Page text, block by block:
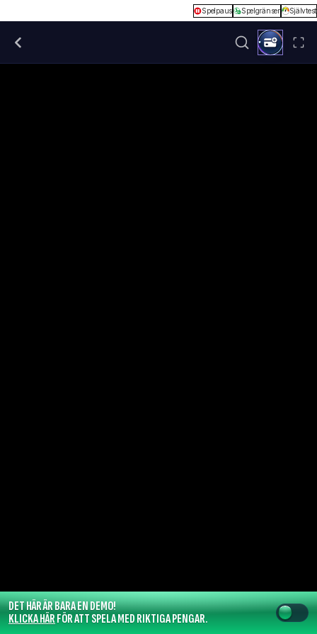
Spelpaus Spelgränser Självtest
DET HÄR ÄR BARA EN DEMO!
KLICKA HÄRFÖR ATT SPELA MED RIKTIGA PENGAR.